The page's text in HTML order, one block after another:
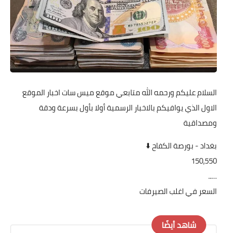
السلام عليكم ورحمه الله متابعي موقع ميس سات اخبار الموقع
الاول الذي يوافيكم بالاخبار الرسمية أولا بأول بسرعة ودقة
ومصداقية
بغداد - بورصة الكفاح ⬇️
150,550
…..
السعر في اغلب الصيرفات
شاهد أيضًا